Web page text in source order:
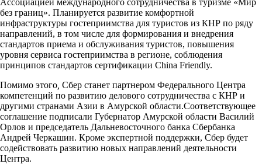
без границ». Планируется развитие комфортной
инфраструктуры гостеприимства для туристов из КНР по ряду
направлений, в том числе для формирования и внедрения
стандартов приема и обслуживания туристов, повышения
уровня сервиса гостеприимства в регионе, соблюдения
принципов стандартов сертификации China Friendly.
Помимо этого Сбер станет партнером Федерального Центра
компетенций по развитию делового сотрудничества с КНР и
другими странами Азии в Амурской области.Соответствующее
соглашение подписали Губернатор Амурской области Василий
Орлов и председатель Дальневосточного банка Сбербанка
Андрей Черкашин. Кроме экспертной поддержки, Сбер будет
содействовать развитию новых направлений деятельности
Центра.